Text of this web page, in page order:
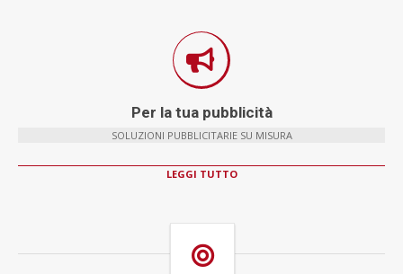
Per la tua pubblicità
SOLUZIONI PUBBLICITARIE SU MISURA
LEGGI TUTTO